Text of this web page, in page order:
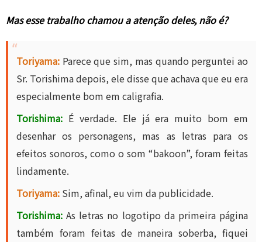
Mas esse trabalho chamou a atenção deles, não é?
Toriyama: Parece que sim, mas quando perguntei ao
Sr. Torishima depois, ele disse que achava que eu era
especialmente bom em caligrafia.
Torishima: É verdade. Ele já era muito bom em
desenhar os personagens, mas as letras para os
efeitos sonoros, como o som “bakoon”, foram feitas
lindamente.
Toriyama: Sim, afinal, eu vim da publicidade.
Torishima: As letras no logotipo da primeira página
também foram feitas de maneira soberba, fiquei